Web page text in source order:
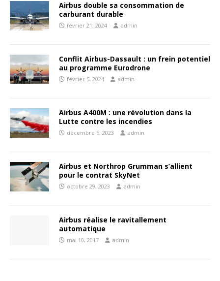
Airbus double sa consommation de
carburant durable
février 21, 2024 admin
Conflit Airbus-Dassault : un frein potentiel
au programme Eurodrone
février 5, 2024 admin
Airbus A400M : une révolution dans la
Lutte contre les incendies
décembre 6, 2023 admin
Airbus et Northrop Grumman s’allient
pour le contrat SkyNet
octobre 29, 2023 admin
Airbus réalise le ravitallement
automatique
mai 10, 2017 admin